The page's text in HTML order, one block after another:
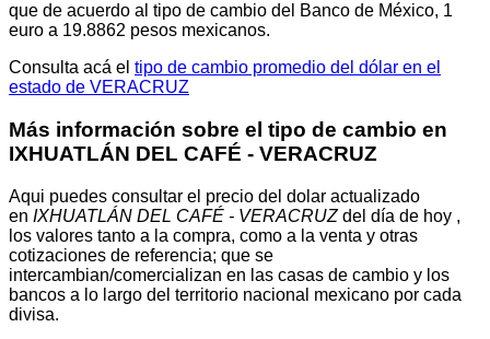
que de acuerdo al tipo de cambio del Banco de México, 1
euro a 19.8862 pesos mexicanos.
Consulta acá el tipo de cambio promedio del dólar en el
estado de VERACRUZ
Más información sobre el tipo de cambio en
IXHUATLÁN DEL CAFÉ - VERACRUZ
Aqui puedes consultar el precio del dolar actualizado
en IXHUATLÁN DEL CAFÉ - VERACRUZdel día de hoy ,
los valores tanto a la compra, como a la venta y otras
cotizaciones de referencia; que se
intercambian/comercializan en las casas de cambio y los
bancos a lo largo del territorio nacional mexicano por cada
divisa.